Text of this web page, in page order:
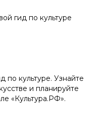
гид по культуре
культуре. Узнайте
и планируйте
«Культура.РФ».